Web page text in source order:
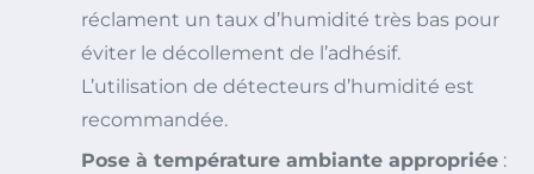
réclament un taux d’humidité très bas pour
éviter le décollement de l’adhésif.
L’utilisation de détecteurs d’humidité est
recommandée.
Pose à température ambiante appropriée :